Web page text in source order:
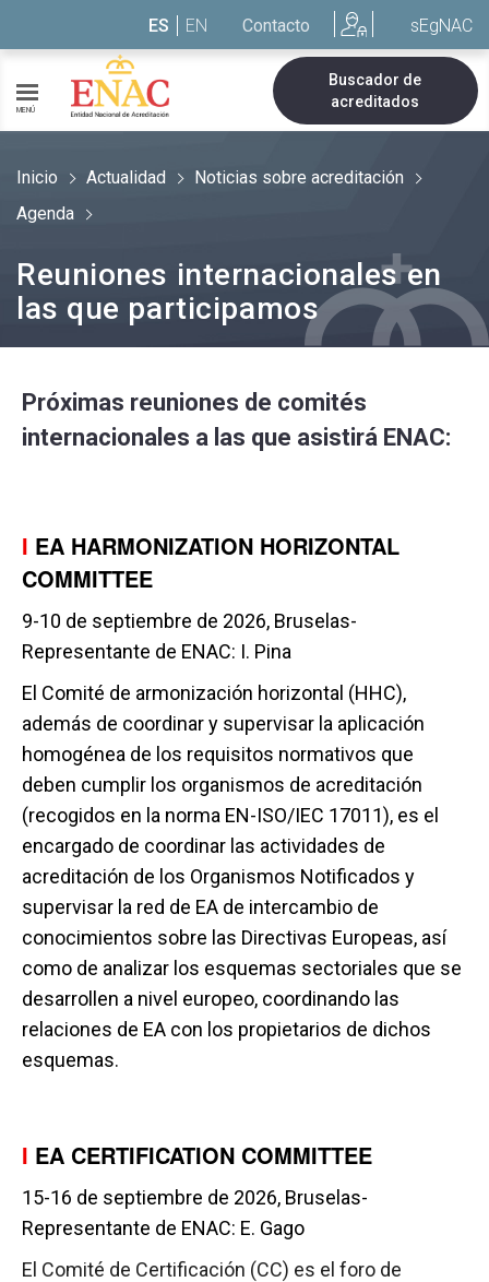
ES EN Contacto sEgNAC
MENÚ
Buscador de
acreditados
Inicio Actualidad
Noticias sobre acreditación
Agenda
Reuniones internacionales en
las que participamos
Próximas reuniones de comités
internacionales a las que asistirá ENAC:
I EA HARMONIZATION HORIZONTAL
COMMITTEE
9-10 de septiembre de 2026, Bruselas-
Representante de ENAC: I. Pina
El Comité de armonización horizontal (HHC),
además de coordinar y supervisar la aplicación
homogénea de los requisitos normativos que
deben cumplir los organismos de acreditación
(recogidos en la norma EN-ISO/IEC 17011), es el
encargado de coordinar las actividades de
acreditación de los Organismos Notificados y
supervisar la red de EA de intercambio de
conocimientos sobre las Directivas Europeas, así
como de analizar los esquemas sectoriales que se
desarrollen a nivel europeo, coordinando las
relaciones de EA con los propietarios de dichos
esquemas.
I EA CERTIFICATION COMMITTEE
15-16 de septiembre de 2026, Bruselas-
Representante de ENAC: E. Gago
El Comité de Certificación (CC) es el foro de